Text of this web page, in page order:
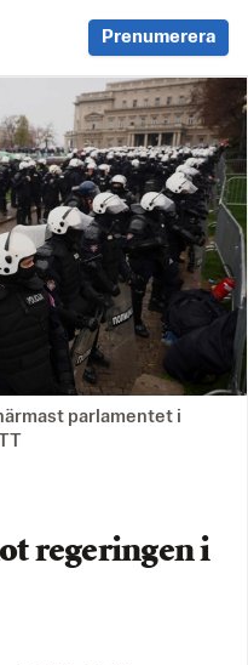
Prenumerera
parlamentet i
regeringen i